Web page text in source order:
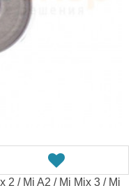
2 / Mi A2 / Mi Mix 3 / Mi